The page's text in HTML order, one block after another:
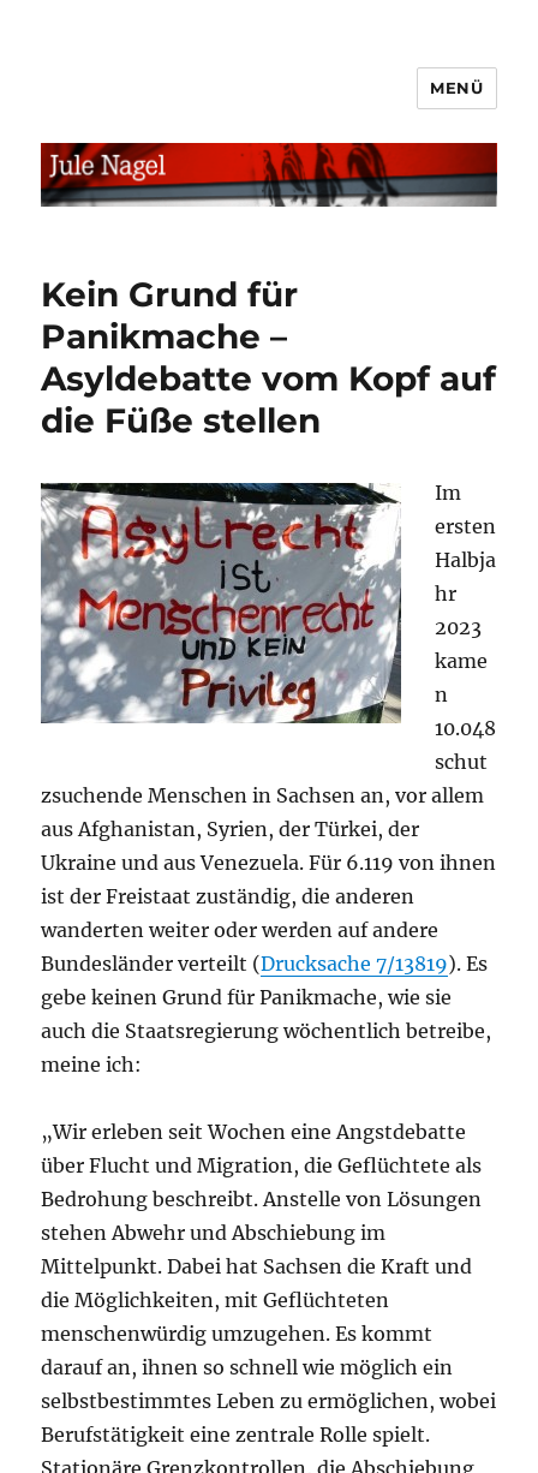
MENÜ
Kein Grund für
Panikmache –
Asyldebatte vom Kopf auf
die Füße stellen
Im
ersten
Halbja
hr
2023
kame
n
10.048
schut
zsuchende Menschen in Sachsen an, vor allem
aus Afghanistan, Syrien, der Türkei, der
Ukraine und aus Venezuela. Für 6.119 von ihnen
ist der Freistaat zuständig, die anderen
wanderten weiter oder werden auf andere
Bundesländer verteilt (Drucksache 7/13819). Es
gebe keinen Grund für Panikmache, wie sie
auch die Staatsregierung wöchentlich betreibe,
meine ich:
„Wir erleben seit Wochen eine Angstdebatte
über Flucht und Migration, die Geflüchtete als
Bedrohung beschreibt. Anstelle von Lösungen
stehen Abwehr und Abschiebung im
Mittelpunkt. Dabei hat Sachsen die Kraft und
die Möglichkeiten, mit Geflüchteten
menschenwürdig umzugehen. Es kommt
darauf an, ihnen so schnell wie möglich ein
selbstbestimmtes Leben zu ermöglichen, wobei
Berufstätigkeit eine zentrale Rolle spielt.
Stationäre Grenzkontrollen, die Abschiebung